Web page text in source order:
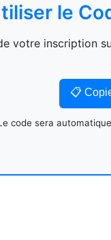
le
votre inscription
📋
code sera